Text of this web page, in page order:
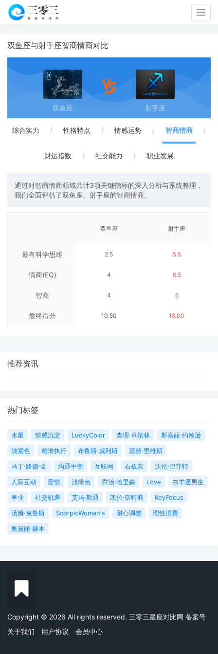
双鱼座与射手座智商情商对比
双鱼座 射手座
综合实力 | 性格特点 | 情感运势 | 智商情商 |
财运指数 | 社交能力 | 职业发展
通过对智商情商领域共计3项关键指标的深入分析与系统整理，
我们全面评估了双鱼座、射手座的智商情商。
最有科学思维
情商(EQ)
智商
最终得分
双鱼座
2.5
4
4
10.50
射手座
5.5
6.5
6
18.00
推荐资讯
热门标签
水星 情感沉淀 LuckyColor 查理·卓别林
斯嘉丽·约翰逊
浅紫色
精准执行 布鲁斯·威利斯
基努·里维斯
马丁·路德·金
沟通平衡 互联网 石板灰
沃伦·巴菲特
人际互动
爱情 浅绿色 乔治·哈里森 Love
白羊座男生
事业
社交机遇 艾玛·斯通 凯拉·奈特莉
KeyFocus
汤姆·克鲁斯
ScorpioWoman's 耐心调整
理性消费
奥黛丽·赫本
Copyright © 2026 All rights reserved. 三零三星座对比网 备案号
关于我们
用户协议 会员中心